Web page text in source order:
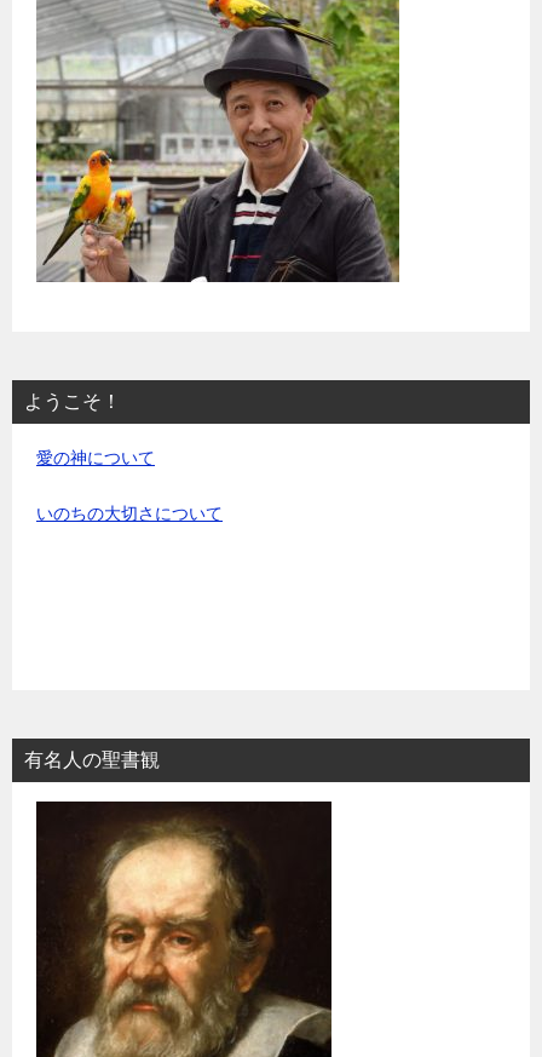
ようこそ！
愛の神について
いのちの大切さについて
有名人の聖書観